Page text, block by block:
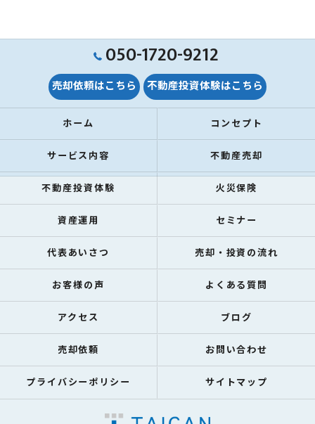
050-1720-9212
売却依頼はこちら 不動産投資体験はこちら
ホーム コンセプト
サービス内容 不動産売却
不動産投資体験 火災保険
資産運用 セミナー
代表あいさつ 売却・投資の流れ
お客様の声 よくある質問
アクセス ブログ
売却依頼 お問い合わせ
プライバシーポリシー サイトマップ